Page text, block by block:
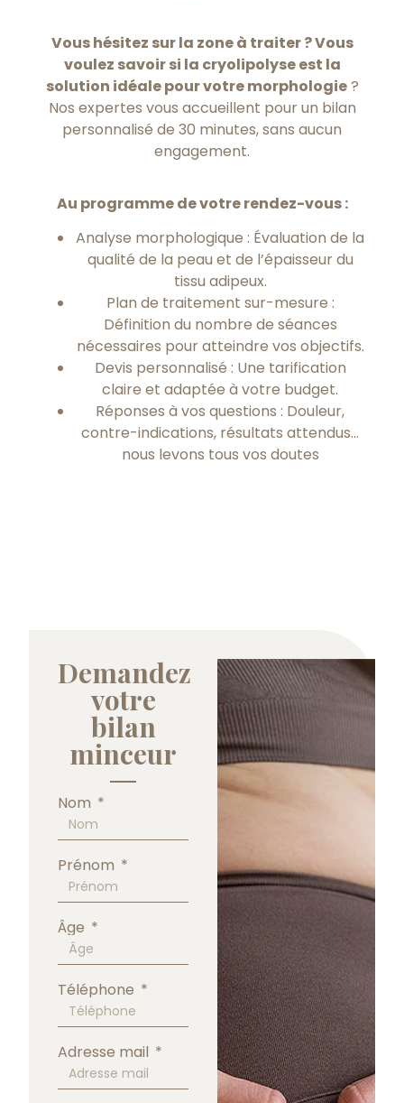
Vous hésitez sur la zone à traiter ? Vous
voulez savoir si la cryolipolyse est la
solution idéale pour votre morphologie?
Nos expertes vous accueillent pour un bilan
personnalisé de 30 minutes, sans aucun
engagement.
Au programme de votre rendez-vous :
Analyse morphologique : Évaluation de la
qualité de la peau et de l’épaisseur du
tissu adipeux.
Plan de traitement sur-mesure :
Définition du nombre de séances
nécessaires pour atteindre vos objectifs.
Devis personnalisé : Une tarification
claire et adaptée à votre budget.
Réponses à vos questions : Douleur,
contre-indications, résultats attendus…
nous levons tous vos doutes
Demandez
votre
bilan
minceur
Nom
Prénom
Âge
Téléphone
Adresse mail